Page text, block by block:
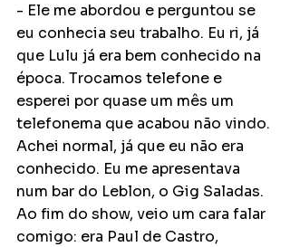
- Ele me abordou e perguntou se
eu conhecia seu trabalho. Eu ri, já
que Lulu já era bem conhecido na
época. Trocamos telefone e
esperei por quase um mês um
telefonema que acabou não vindo.
Achei normal, já que eu não era
conhecido. Eu me apresentava
num bar do Leblon, o Gig Saladas.
Ao fim do show, veio um cara falar
comigo: era Paul de Castro,